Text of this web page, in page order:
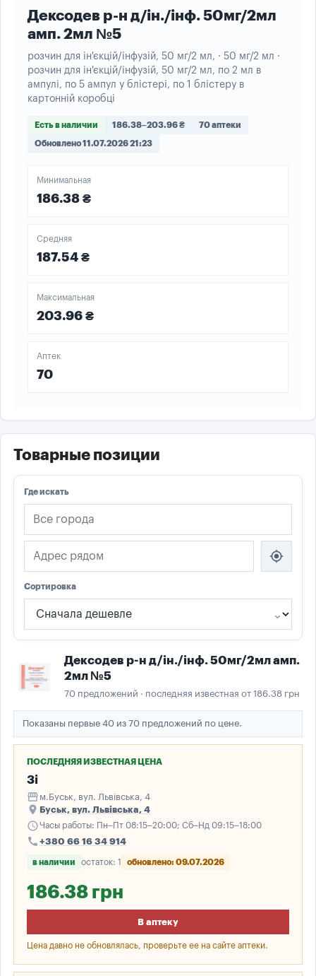
Дексодев р-н д/ін./інф. 50мг/2мл
амп. 2мл №5
розчин для ін'єкцій/інфузій, 50 мг/2 мл, · 50 мг/2 мл ·
розчин для ін'єкцій/інфузій, 50 мг/2 мл, по 2 мл в
ампулі, по 5 ампул у блістері, по 1 блістеру в
картонній коробці
Есть в наличии 186.38–203.96 ₴ 70 аптеки
Обновлено 11.07.2026 21:23
Минимальная
186.38 ₴
Средняя
187.54 ₴
Максимальная
203.96 ₴
Аптек
70
Товарные позиции
Где искать
Сортировка
my_location
Дексодев р-н д/ін./інф. 50мг/2мл амп.
2мл №5
70 предложений · последняя известная от 186.38 грн
Показаны первые 40 из 70 предложений по цене.
ПОСЛЕДНЯЯ ИЗВЕСТНАЯ ЦЕНА
3і
storefront м.Буськ, вул. Львівська, 4
place Буськ, вул. Львівська, 4
scheduleЧасы работы: Пн–Пт 08:15–20:00; Сб–Нд 09:15–18:00
call +380 66 16 34 914
в наличии остаток: 1 обновлено: 09.07.2026
186.38 грн
В аптеку
Цена давно не обновлялась, проверьте ее на сайте аптеки.